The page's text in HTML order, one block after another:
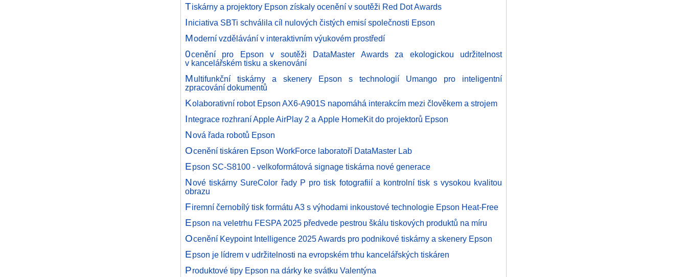
Tiskárny a projektory Epson získaly ocenění v soutěži Red Dot Awards
Iniciativa SBTi schválila cíl nulových čistých emisí společnosti Epson
Moderní vzdělávání v interaktivním výukovém prostředí
0cenění pro Epson v soutěži DataMaster Awards za ekologickou udržitelnost
v kancelářském tisku a skenování
Multifunkční tiskárny a skenery Epson s technologií Umango pro inteligentní
zpracování dokumentů
Kolaborativní robot Epson AX6-A901S napomáhá interakcím mezi člověkem a strojem
Integrace rozhraní Apple AirPlay 2 a Apple HomeKit do projektorů Epson
Nová řada robotů Epson
Ocenění tiskáren Epson WorkForce laboratoří DataMaster Lab
Epson SC-S8100 - velkoformátová signage tiskárna nové generace
Nové tiskárny SureColor řady P pro tisk fotografiií a kontrolní tisk s vysokou kvalitou
obrazu
Firemní černobílý tisk formátu A3 s výhodami inkoustové technologie Epson Heat-Free
Epson na veletrhu FESPA 2025 předvede pestrou škálu tiskových produktů na míru
Ocenění Keypoint Intelligence 2025 Awards pro podnikové tiskárny a skenery Epson
Epson je lídrem v udržitelnosti na evropském trhu kancelářských tiskáren
Produktové tipy Epson na dárky ke svátku Valentýna